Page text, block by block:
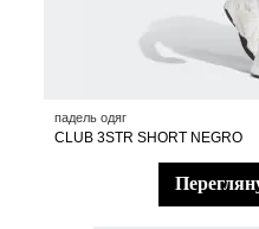
падель одяг
CLUB 3STR SHORT NEGRO